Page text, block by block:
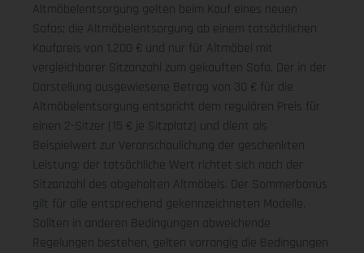
Altmöbelentsorgung gelten beim Kauf eines neuen
Sofas; die Altmöbelentsorgung ab einem tatsächlichen
Kaufpreis von 1.200 € und nur für Altmöbel mit
vergleichbarer Sitzanzahl zum gekauften Sofa. Der in der
Darstellung ausgewiesene Betrag von 30 € für die
Altmöbelentsorgung entspricht dem regulären Preis für
einen 2-Sitzer (15 € je Sitzplatz) und dient als
Beispielwert zur Veranschaulichung der geschenkten
Leistung; der tatsächliche Wert richtet sich nach der
Sitzanzahl des abgeholten Altmöbels. Der Sommerbonus
gilt für alle entsprechend gekennzeichneten Modelle.
Sollten in anderen Bedingungen abweichende
Regelungen bestehen, gelten vorrangig die Bedingungen